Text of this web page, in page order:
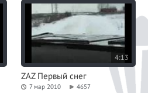
4:13
ZAZ Первый снег
7 мар 2010 4657